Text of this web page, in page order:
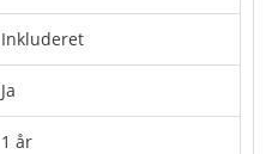
Inkluderet
Ja
1 år